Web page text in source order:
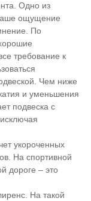
Одно из
ощущение
По
требование к
Чем ниже
и уменьшения
подвеска с
укороченных
На спортивной
дороге – это
На такой